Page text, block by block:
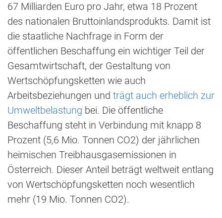
67 Milliarden Euro pro Jahr, etwa 18 Prozent
des nationalen Bruttoinlandsprodukts. Damit ist
die staatliche Nachfrage in Form der
öffentlichen Beschaffung ein wichtiger Teil der
Gesamtwirtschaft, der Gestaltung von
Wertschöpfungsketten wie auch
Arbeitsbeziehungen und trägt auch erheblich zur
Umweltbelastung bei. Die öffentliche
Beschaffung steht in Verbindung mit knapp 8
Prozent (5,6 Mio. Tonnen CO2) der jährlichen
heimischen Treibhausgasemissionen in
Österreich. Dieser Anteil beträgt weltweit entlang
von Wertschöpfungsketten noch wesentlich
mehr (19 Mio. Tonnen CO2).